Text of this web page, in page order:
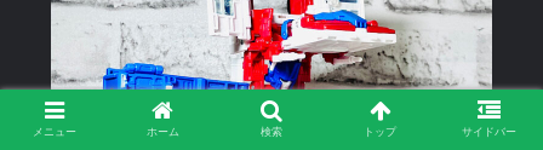
メニュー ホーム 検索 トップ サイドバー